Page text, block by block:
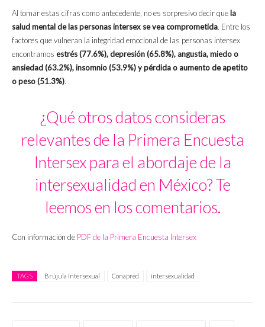
Al tomar estas cifras como antecedente, no es sorpresivo decir que la
salud mental de las personas intersex se vea comprometida. Entre los
factores que vulneran la integridad emocional de las personas intersex
encontramos estrés (77.6%), depresión (65.8%), angustia, miedo o
ansiedad (63.2%), insomnio (53.9%) y pérdida o aumento de apetito
o peso (51.3%).
¿Qué otros datos consideras
relevantes de la Primera Encuesta
Intersex para el abordaje de la
intersexualidad en México? Te
leemos en los comentarios.
Con información de PDF de la Primera Encuesta Intersex
TAGS Brújula Intersexual Conapred intersexualidad